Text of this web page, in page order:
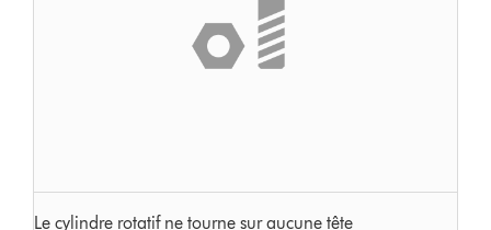
Le cylindre rotatif ne tourne sur aucune tête